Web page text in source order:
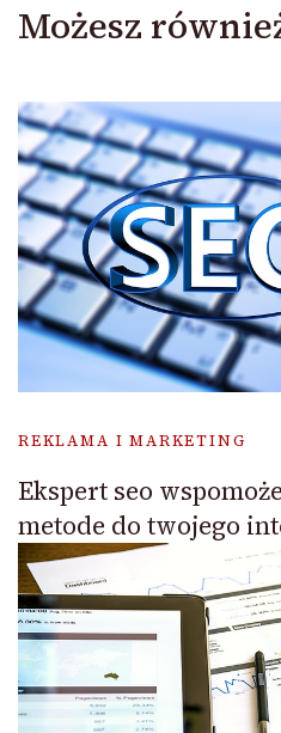
Możesz
REKLAMA I MARKETING
Ekspert seo
metode do twojego